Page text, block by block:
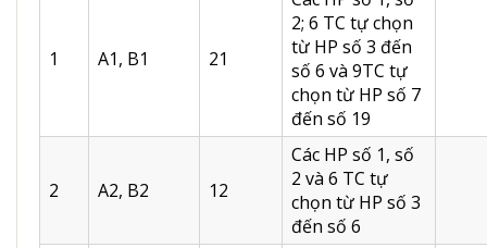
1 A1, B1 21
2; 6 TC tự chọn
từ HP số 3 đến
số 6 và 9TC tự
chọn từ HP số 7
đến số 19
2 A2, B2 12
Các HP số 1, số
2 và 6 TC tự
chọn từ HP số 3
đến số 6